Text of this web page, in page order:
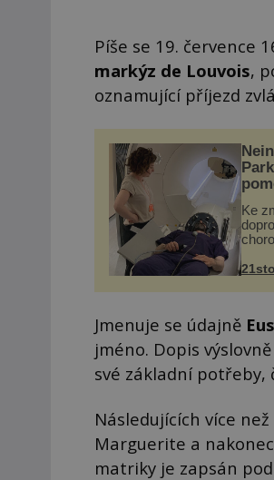
Píše se 19. července
markýz de Louvois,
oznamující příjezd
Ke
Jmenuje se údajně
jméno. Dopis
své základní potřeby,
Následujících více
Marguerite a
matriky je zapsán